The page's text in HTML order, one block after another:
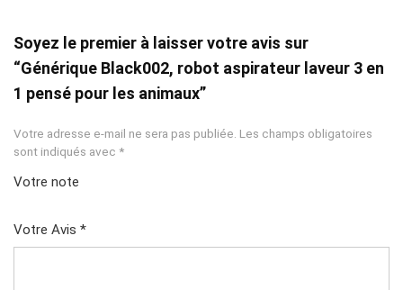
Soyez le premier à laisser votre avis sur
“Générique Black002, robot aspirateur laveur 3 en
1 pensé pour les animaux”
Votre adresse e-mail ne sera pas publiée. Les champs obligatoires
sont indiqués avec *
Votre note
oil
s
5
Votre Avis *